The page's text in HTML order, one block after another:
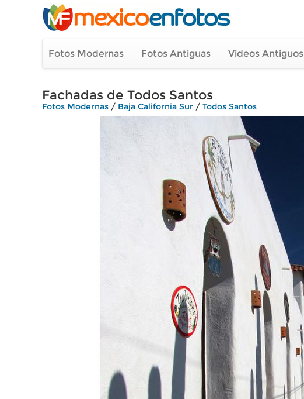
Fotos Modernas Fotos Antiguas Videos Antiguos
Fachadas de Todos Santos
Fotos Modernas / Baja California Sur / Todos Santos